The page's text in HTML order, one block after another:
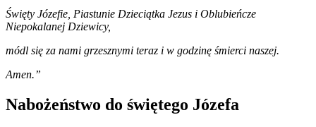
Święty Józefie, Piastunie Dzieciątka Jezus i Oblubieńcze
Niepokalanej Dziewicy,
módl się za nami grzesznymi teraz i w godzinę śmierci naszej.
Amen.”
Nabożeństwo do świętego Józefa